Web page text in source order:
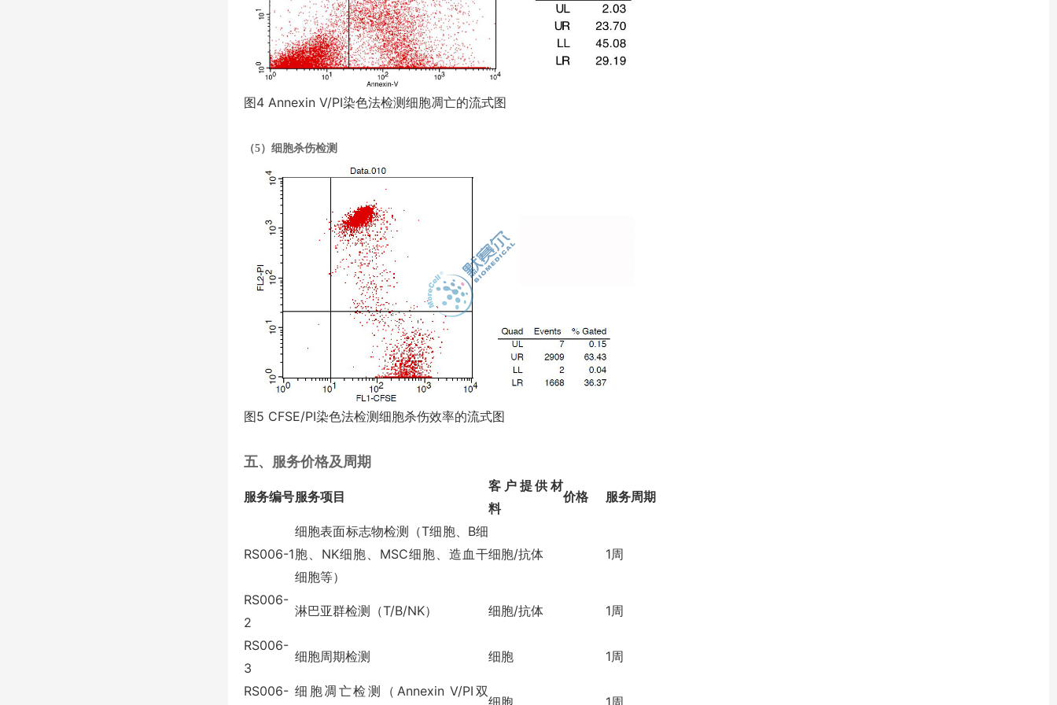
图4 Annexin V/PI染色法检测细胞凋亡的流式图
（5）细胞杀伤检测
图5 CFSE/PI染色法检测细胞杀伤效率的流式图
五、 服务价格及周期
服务编号服务项目
客户提供材
料
价格 服务周期
RS006-1
细胞表面标志物检测（T细胞、 B细
胞、 NK细胞、 MSC细胞、造血干
细胞等）
细胞/抗体 1周
RS006-
2
淋巴亚群检测（T/B/NK） 细胞/抗体 1周
RS006-
3
细胞周期检测 细胞 1周
RS006- 细胞凋亡检测（ Annexin V/PI 双
细胞 1周